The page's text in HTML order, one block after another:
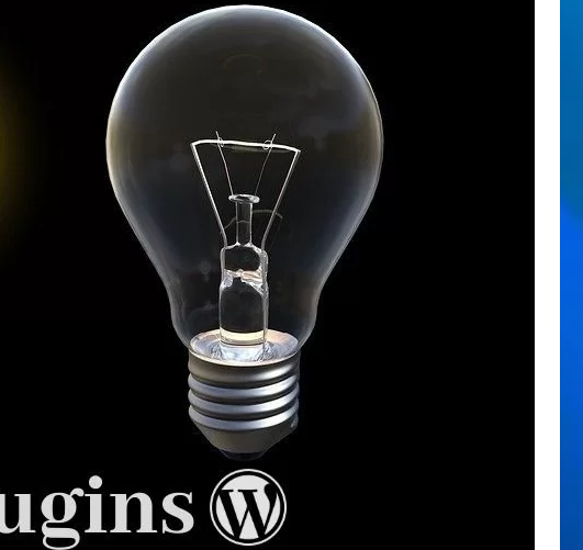
コピー対策(5)
コミュニケーション
コンテンツ追加(160)
(122)
セキュリティ
(32)
デザイン(30)
バックエンド（管理）
パソコン＆ソフト(78)
パフォーマンス改善
プラグイン
(7)
ペット・動物(26)
ホームページ作成
ユーザー管理
今日の料理
使い方など
初心者向け情報
副収入(44)
日記・雑記
画像・動画
翻訳ファイル